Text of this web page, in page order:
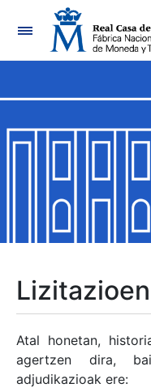
Erakutsi/Ezkutatu
Erakutsi/Ezkutatu
Erakutsi/Ezkutatu
Erakutsi/Ezkutatu
Atal honetan,
agertzen dira,
adjudikazioak ere: